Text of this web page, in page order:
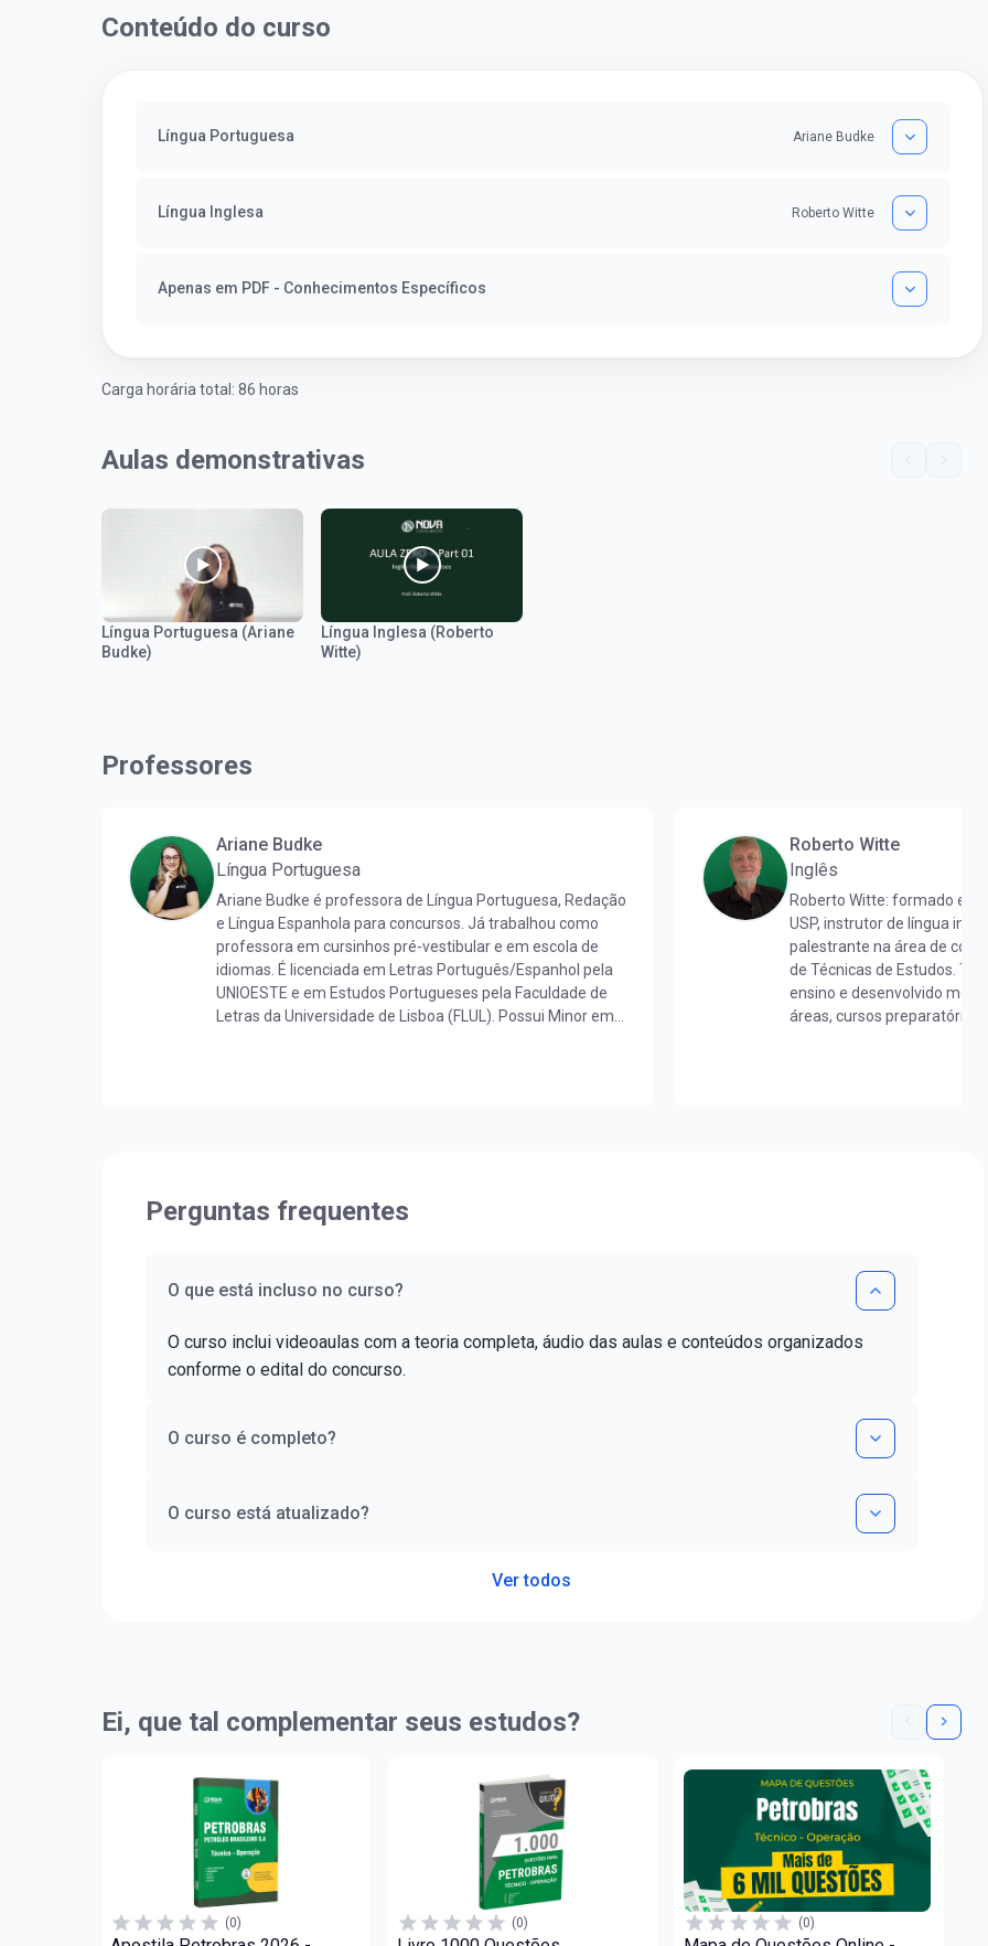
Conteúdo do curso
Língua Portuguesa Ariane Budke
Língua Inglesa Roberto Witte
Apenas em PDF - Conhecimentos Específicos
Carga horária total: 86 horas
Aulas demonstrativas
Língua Portuguesa (Ariane
Budke)
Língua Inglesa (Roberto
Witte)
Professores
Ariane Budke
Língua Portuguesa
Ariane Budke é professora de Língua Portuguesa, Redação
e Língua Espanhola para concursos. Já trabalhou como
professora em cursinhos pré-vestibular e em escola de
idiomas. É licenciada em Letras Português/Espanhol pela
UNIOESTE e em Estudos Portugueses pela Faculdade de
Letras da Universidade de Lisboa (FLUL). Possui Minor em
Roberto Witte
Inglês
Roberto Witte: formado em
USP, instrutor de língua
palestrante na área de
de Técnicas de Estudos.
ensino e desenvolvido
áreas, cursos preparatórios
Perguntas frequentes
O que está incluso no curso?
O curso inclui videoaulas com a teoria completa, áudio das aulas e conteúdos organizados
conforme o edital do concurso.
O curso é completo?
O curso está atualizado?
Ver todos
Ei, que tal complementar seus estudos?
(0) (0) (0)